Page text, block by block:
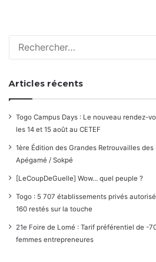
Articles récents
Togo Campus Days : Le nouveau rendez-
les 14 et 15 août au CETEF
1ère Édition des Grandes Retrouvailles
Apégamé / Sokpé
[LeCoupDeGuelle] Wow… quel peuple ?
Togo : 5 707 établissements privés
160 restés sur la touche
21e Foire de Lomé : Tarif préférentiel de -
femmes entrepreneures